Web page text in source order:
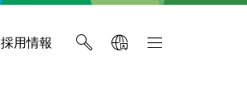
採用情報